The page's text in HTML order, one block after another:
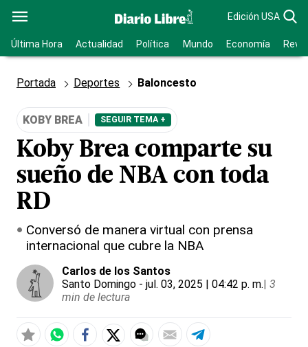
Edición USA
Última Hora Actualidad Política Mundo Economía
Portada Deportes Baloncesto
KOBY BREA SEGUIR TEMA +
Koby Brea comparte su
sueño de NBA con toda
RD
Conversó de manera virtual con prensa
internacional que cubre la NBA
Carlos de los Santos
Santo Domingo - jul. 03, 2025 | 04:42 p. m.| 3
min de lectura